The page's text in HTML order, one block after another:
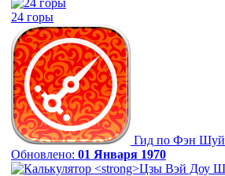
24 горы
Гид по Фэн Шуй
Обновлено: 01 Января 1970